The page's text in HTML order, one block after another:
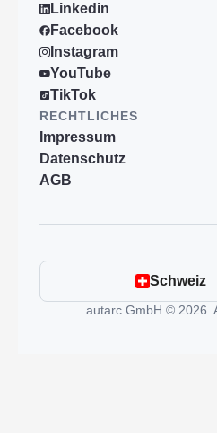
Linkedin
Facebook
Instagram
YouTube
TikTok
RECHTLICHES
Impressum
Datenschutz
AGB
Schweiz
autarc GmbH © 2026.